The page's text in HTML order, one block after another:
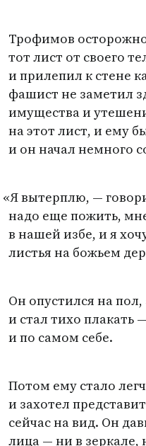
Трофимов
тот лист от своего
и прилепил к стене
фашист не заметил
имущества и
на этот лист, и ему
и он начал немного
«Я вытерплю, —
надо еще пожить,
в нашей избе, и я
листья на божьем
Он опустился на
и стал тихо плакать
и по самом себе.
Потом ему стало
и захотел
сейчас на вид. Он
лица — ни в зеркале,